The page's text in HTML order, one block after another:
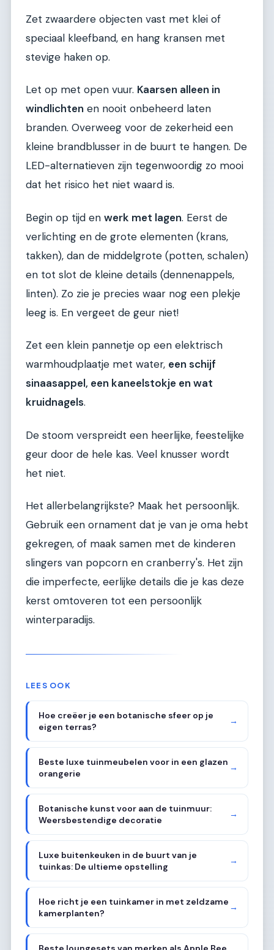
Zet zwaardere objecten vast met klei of
speciaal kleefband, en hang kransen met
stevige haken op.
Let op met open vuur. Kaarsen alleen in
windlichten en nooit onbeheerd laten
branden. Overweeg voor de zekerheid een
kleine brandblusser in de buurt te hangen. De
LED-alternatieven zijn tegenwoordig zo mooi
dat het risico het niet waard is.
Begin op tijd en werk met lagen. Eerst de
verlichting en de grote elementen (krans,
takken), dan de middelgrote (potten, schalen)
en tot slot de kleine details (dennenappels,
linten). Zo zie je precies waar nog een plekje
leeg is. En vergeet de geur niet!
Zet een klein pannetje op een elektrisch
warmhoudplaatje met water, een schijf
sinaasappel, een kaneelstokje en wat
kruidnagels.
De stoom verspreidt een heerlijke, feestelijke
geur door de hele kas. Veel knusser wordt
het niet.
Het allerbelangrijkste? Maak het persoonlijk.
Gebruik een ornament dat je van je oma hebt
gekregen, of maak samen met de kinderen
slingers van popcorn en cranberry's. Het zijn
die imperfecte, eerlijke details die je kas deze
kerst omtoveren tot een persoonlijk
winterparadijs.
LEES OOK
Hoe creëer je een botanische sfeer op je
eigen terras?
→
Beste luxe tuinmeubelen voor in een glazen
orangerie
→
Botanische kunst voor aan de tuinmuur:
Weersbestendige decoratie
→
Luxe buitenkeuken in de buurt van je
tuinkas: De ultieme opstelling
→
Hoe richt je een tuinkamer in met zeldzame
kamerplanten?
→